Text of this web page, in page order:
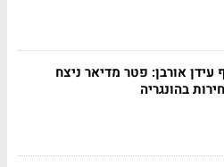
עידן אורבן: פטר מדיאר ניצח
בהונגריה